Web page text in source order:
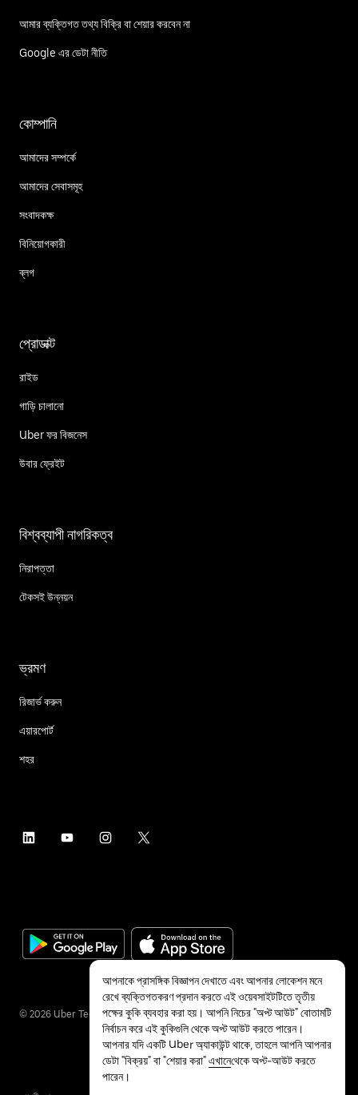
আমার ব্যক্তিগত তথ্য বিক্রি বা শেয়ার করবেন না
Google এর ডেটা নীতি
কোম্পানি
আমাদের সম্পর্কে
আমাদের সেবাসমূহ
সংবাদকক্ষ
বিনিয়োগকারী
ব্লগ
প্রোডাক্ট
রাইড
গাড়ি চালানো
Uber ফর বিজনেস
উবার ফ্রেইট
বিশ্বব্যাপী নাগরিকত্ব
নিরাপত্তা
টেকসই উন্নয়ন
ভ্রমণ
রিজার্ভ করুন
এয়ারপোর্ট
শহর
© 2026 Uber Technologies Inc.
আপনাকে প্রাসঙ্গিক বিজ্ঞাপন দেখাতে এবং আপনার লোকেশন মনে
রেখে ব্যক্তিগতকরণ প্রদান করতে এই ওয়েবসাইটটিতে তৃতীয়
পক্ষের কুকি ব্যবহার করা হয়। আপনি নিচের "অপ্ট আউট" বোতামটি
নির্বাচন করে এই কুকিগুলি থেকে অপ্ট আউট করতে পারেন।
আপনার যদি একটি Uber অ্যাকাউন্ট থাকে, তাহলে আপনি আপনার
ডেটা "বিক্রয়" বা "শেয়ার করা"এখানেথেকে অপ্ট-আউট করতে
পারেন।